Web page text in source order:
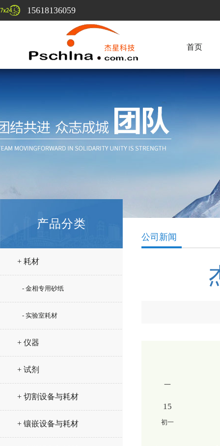
15618136059
首页
产品分类
+ 耗材
- 金相专用砂纸
- 实验室耗材
+ 仪器
+ 试剂
+ 切割设备与耗材
+ 镶嵌设备与耗材
公司新闻
一
15
初一